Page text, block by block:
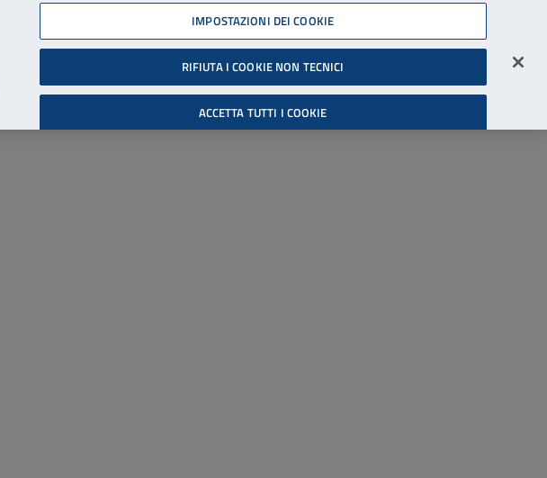
06 45539607
Accessibilità
Cerca
Accedi all'area riservata
IMPOSTAZIONI DEI COOKIE
RIFIUTA I COOKIE NON TECNICI
ACCETTA TUTTI I COOKIE